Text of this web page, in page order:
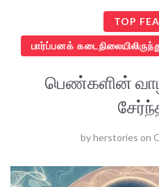
TOP
பார்ப்பனக்
பெண்களின்
byherstories on